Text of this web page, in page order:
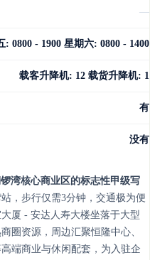
—
0800 - 1900 星期六: 0800 - 1400
载客升降机: 12 载货升降机: 1
有
没有
湾核心商业区的标志性甲级写
，步行仅需3分钟，交通极为便
厦 - 安达人寿大楼坐落于大型
圈资源，周边汇聚恒隆中心、
端商业与休闲配套，为入驻企